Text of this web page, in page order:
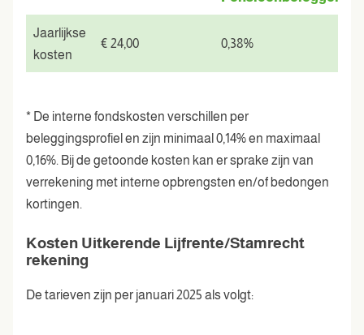
Jaarlijkse
kosten
€ 24,00 0,38%
* De interne fondskosten verschillen per
beleggingsprofiel en zijn minimaal 0,14% en maximaal
0,16%. Bij de getoonde kosten kan er sprake zijn van
verrekening met interne opbrengsten en/of bedongen
kortingen.
Kosten Uitkerende Lijfrente/Stamrecht
rekening
De tarieven zijn per januari 2025 als volgt: